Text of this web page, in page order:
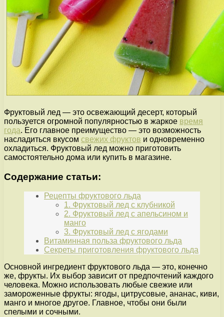
Фруктовый лед — это освежающий десерт, который
пользуется огромной популярностью в жаркое время
года. Его главное преимущество — это возможность
насладиться вкусом свежих фруктов и одновременно
охладиться. Фруктовый лед можно приготовить
самостоятельно дома или купить в магазине.
Содержание статьи:
Рецепты фруктового льда
1. Фруктовый лед с клубникой
2. Фруктовый лед с апельсином и
манго
3. Фруктовый лед с ягодами
Витаминная польза фруктового льда
Секреты приготовления фруктового льда
Основной ингредиент фруктового льда — это, конечно
же, фрукты. Их выбор зависит от предпочтений каждого
человека. Можно использовать любые свежие или
замороженные фрукты: ягоды, цитрусовые, ананас, киви,
манго и многое другое. Главное, чтобы они были
спелыми и сочными.